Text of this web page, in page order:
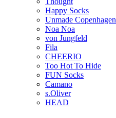
Happy Socks
Unmade Copenhagen
Noa Noa
von Jungfeld
Fila
CHEERIO
Too Hot To Hide
FUN Socks
Camano
s.Oliver
HEAD